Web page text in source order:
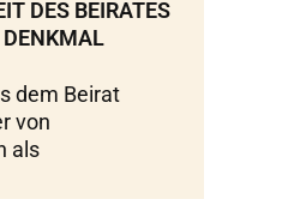
DES BEIRATES
DENKMAL
dem Beirat
von
als